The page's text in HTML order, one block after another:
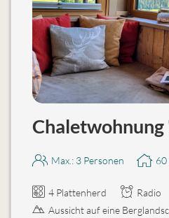
Chaletwohnung
Max.: 3 Personen 60
4 Plattenherd
Radio
Aussicht auf eine